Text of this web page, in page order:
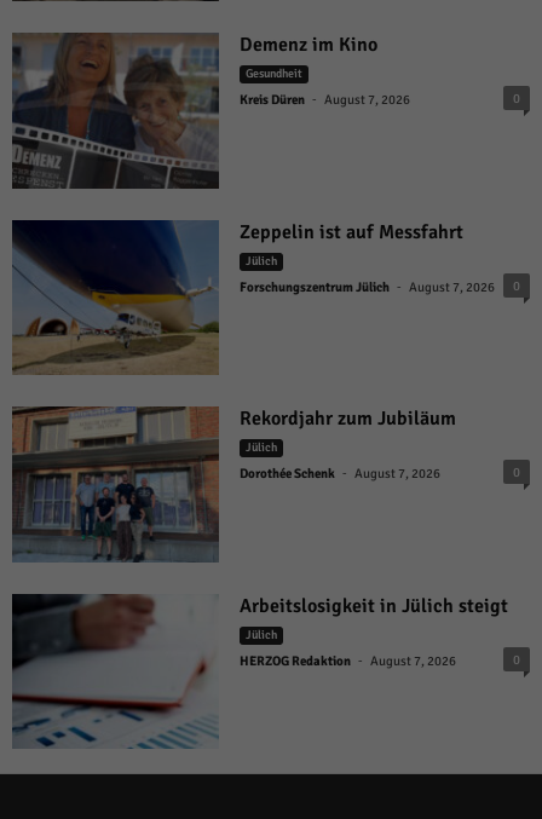
Demenz im Kino
Gesundheit
Kreis Düren - August 7, 2026 0
Zeppelin ist auf Messfahrt
Jülich
Forschungszentrum Jülich - August 7, 2026 0
Rekordjahr zum Jubiläum
Jülich
Dorothée Schenk - August 7, 2026 0
Arbeitslosigkeit in Jülich steigt
Jülich
HERZOG Redaktion - August 7, 2026 0